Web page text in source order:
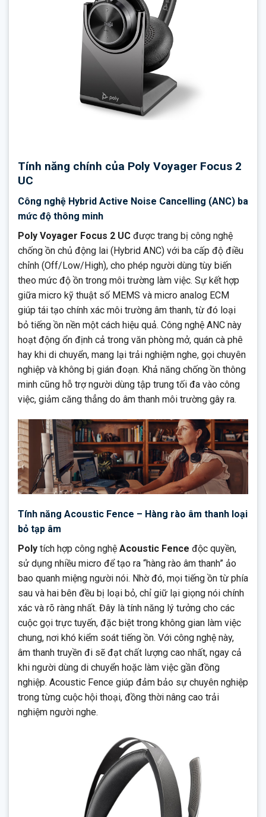
Tính năng chính của Poly Voyager Focus 2
UC
Công nghệ Hybrid Active Noise Cancelling (ANC) ba
mức độ thông minh
Poly Voyager Focus 2 UC được trang bị công nghệ
chống ồn chủ động lai (Hybrid ANC) với ba cấp độ điều
chỉnh (Off/Low/High), cho phép người dùng tùy biến
theo mức độ ồn trong môi trường làm việc. Sự kết hợp
giữa micro kỹ thuật số MEMS và micro analog ECM
giúp tái tạo chính xác môi trường âm thanh, từ đó loại
bỏ tiếng ồn nền một cách hiệu quả. Công nghệ ANC này
hoạt động ổn định cả trong văn phòng mở, quán cà phê
hay khi di chuyển, mang lại trải nghiệm nghe, gọi chuyên
nghiệp và không bị gián đoạn. Khả năng chống ồn thông
minh cũng hỗ trợ người dùng tập trung tối đa vào công
việc, giảm căng thẳng do âm thanh môi trường gây ra.
Tính năng Acoustic Fence – Hàng rào âm thanh loại
bỏ tạp âm
Poly tích hợp công nghệ Acoustic Fence độc quyền,
sử dụng nhiều micro để tạo ra “hàng rào âm thanh” ảo
bao quanh miệng người nói. Nhờ đó, mọi tiếng ồn từ phía
sau và hai bên đều bị loại bỏ, chỉ giữ lại giọng nói chính
xác và rõ ràng nhất. Đây là tính năng lý tưởng cho các
cuộc gọi trực tuyến, đặc biệt trong không gian làm việc
chung, nơi khó kiểm soát tiếng ồn. Với công nghệ này,
âm thanh truyền đi sẽ đạt chất lượng cao nhất, ngay cả
khi người dùng di chuyển hoặc làm việc gần đồng
nghiệp. Acoustic Fence giúp đảm bảo sự chuyên nghiệp
trong từng cuộc hội thoại, đồng thời nâng cao trải
nghiệm người nghe.